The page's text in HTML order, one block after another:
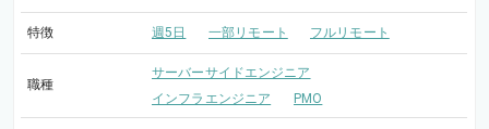
特徴 週5日 一部リモート フルリモート
職種
サーバーサイドエンジニア
インフラエンジニア
PMO